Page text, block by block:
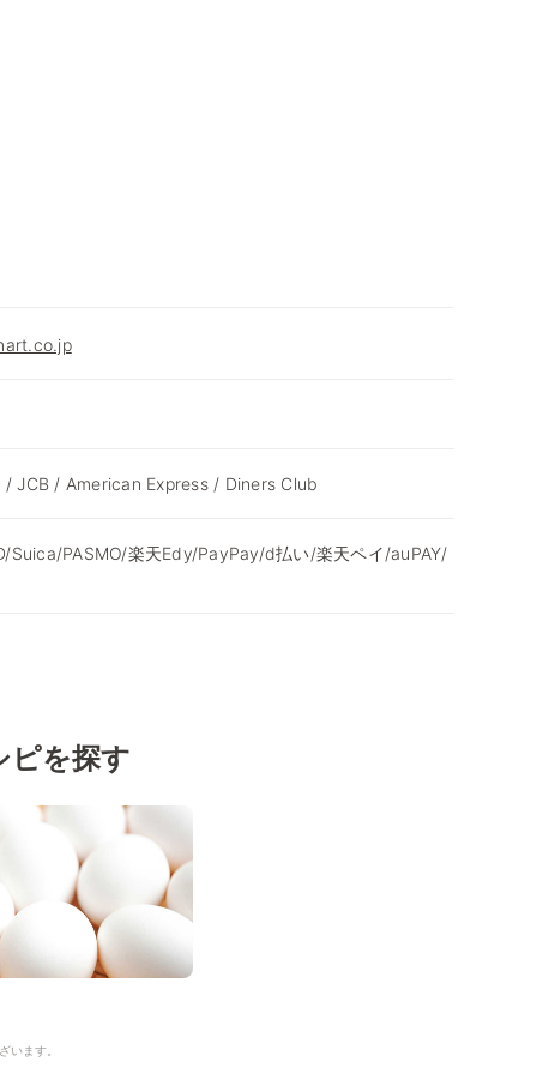
JCB / American Express / Diners Club
Suica/PASMO/楽天Edy/PayPay/d払い/楽天ペイ/auPAY/
ピを探す
います。